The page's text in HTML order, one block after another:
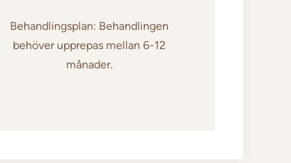
Behandlingsplan: Behandlingen
behöver upprepas mellan 6-12
månader.